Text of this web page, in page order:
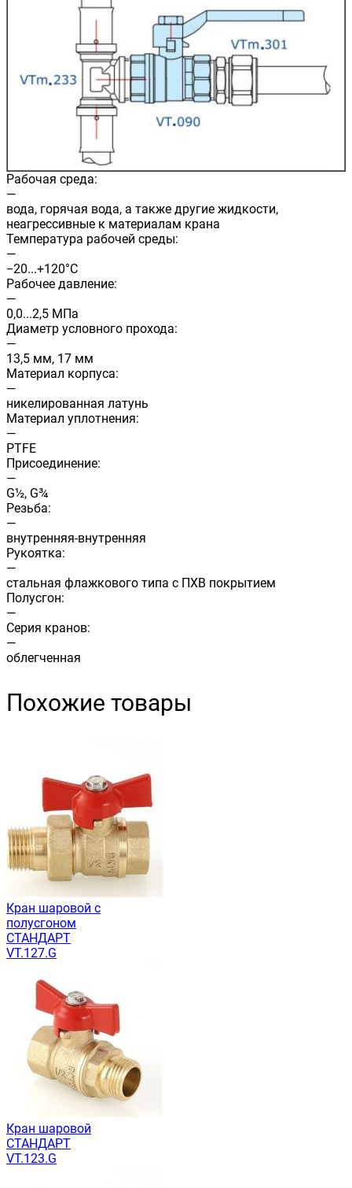
Рабочая среда:
—
вода, горячая вода, а также другие жидкости,
неагрессивные к материалам крана
Температура рабочей среды:
—
−20...+120°С
Рабочее давление:
—
0,0...2,5 МПа
Диаметр условного прохода:
—
13,5 мм, 17 мм
Материал корпуса:
—
никелированная латунь
Материал уплотнения:
—
PTFE
Присоединение:
—
G½, G¾
Резьба:
—
внутренняя-внутренняя
Рукоятка:
—
стальная флажкового типа с ПХВ покрытием
Полусгон:
—
Cерия кранов:
—
облегченная
Похожие товары
Кран шаровой с
полусгоном
СТАНДАРТ
VT.127.G
Кран шаровой
СТАНДАРТ
VT.123.G